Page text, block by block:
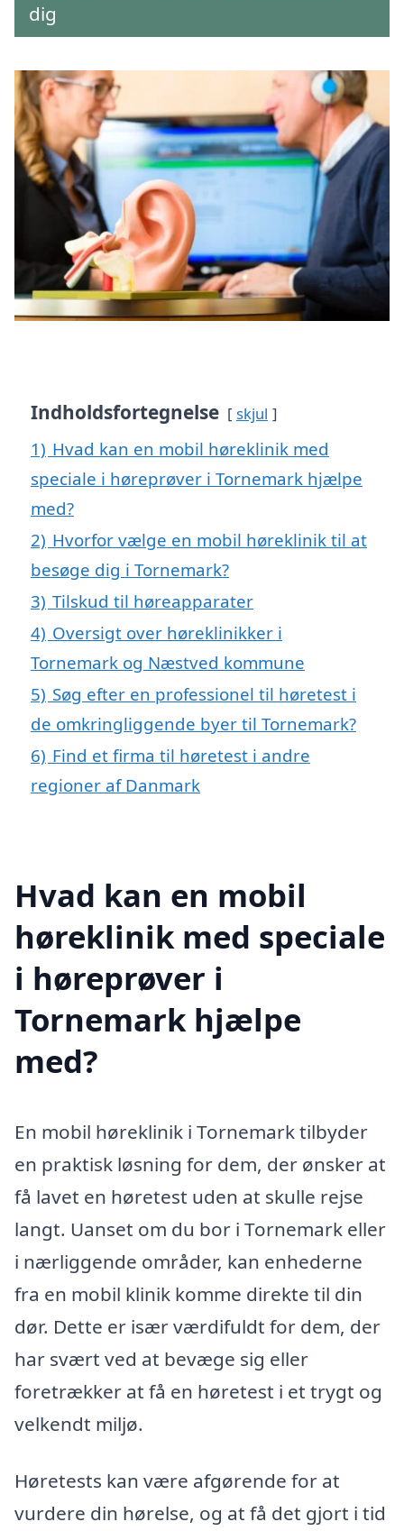
dig
Indholdsfortegnelse skjul
1) Hvad kan en mobil høreklinik med
speciale i høreprøver i Tornemark hjælpe
med?
2) Hvorfor vælge en mobil høreklinik til at
besøge dig i Tornemark?
3) Tilskud til høreapparater
4) Oversigt over høreklinikker i
Tornemark og Næstved kommune
5) Søg efter en professionel til høretest i
de omkringliggende byer til Tornemark?
6) Find et firma til høretest i andre
regioner af Danmark
Hvad kan en mobil
høreklinik med speciale
i høreprøver i
Tornemark hjælpe
med?
En mobil høreklinik i Tornemark tilbyder
en praktisk løsning for dem, der ønsker at
få lavet en høretest uden at skulle rejse
langt. Uanset om du bor i Tornemark eller
i nærliggende områder, kan enhederne
fra en mobil klinik komme direkte til din
dør. Dette er især værdifuldt for dem, der
har svært ved at bevæge sig eller
foretrækker at få en høretest i et trygt og
velkendt miljø.
Høretests kan være afgørende for at
vurdere din hørelse, og at få det gjort i tid